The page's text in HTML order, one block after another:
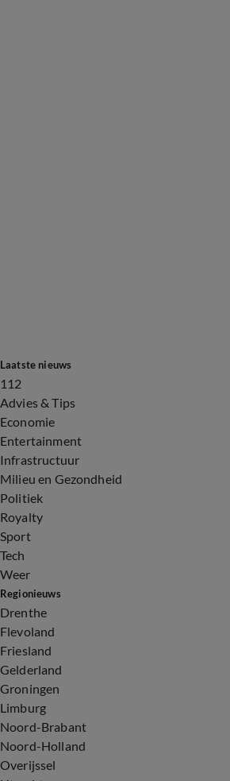
Laatste nieuws
112
Advies & Tips
Economie
Entertainment
Infrastructuur
Milieu en Gezondheid
Politiek
Royalty
Sport
Tech
Weer
Regionieuws
Drenthe
Flevoland
Friesland
Gelderland
Groningen
Limburg
Noord-Brabant
Noord-Holland
Overijssel